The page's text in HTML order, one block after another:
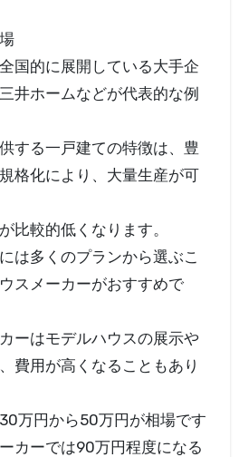
国的に展開している大手企
井ホームなどが代表的な例
する一戸建ての特徴は、豊
格化により、大量生産が可
比較的低くなります。
は多くのプランから選ぶこ
スメーカーがおすすめで
ーはモデルハウスの展示や
費用が高くなることもあり
万円から50万円が相場です
カーでは90万円程度になる